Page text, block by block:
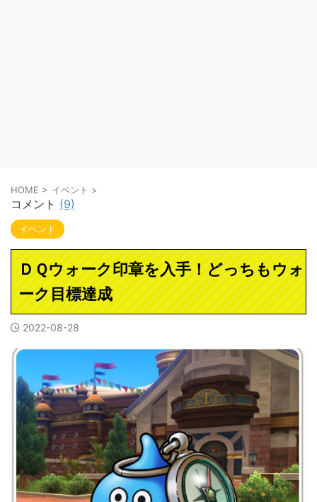
HOME > イベント >
コメント (9)
イベント
ＤＱウォーク印章を入手！どっちもウォ
ーク目標達成
2022-08-28